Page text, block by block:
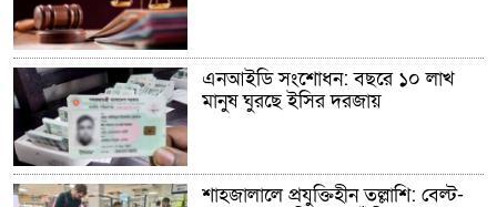
এনআইডি সংশোধন: বছরে ১০ লাখ
মানুষ ঘুরছে ইসির দরজায়
শাহজালালে প্রযুক্তিহীন তল্লাশি: বেল্ট-